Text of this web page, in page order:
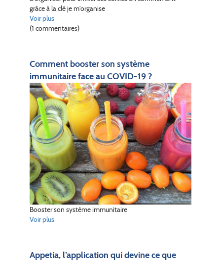
grâce à la clé je m'organise
Voir plus
(1 commentaires)
Comment booster son système
immunitaire face au COVID-19 ?
Booster son système immunitaire
Voir plus
Appetia, l’application qui devine ce que